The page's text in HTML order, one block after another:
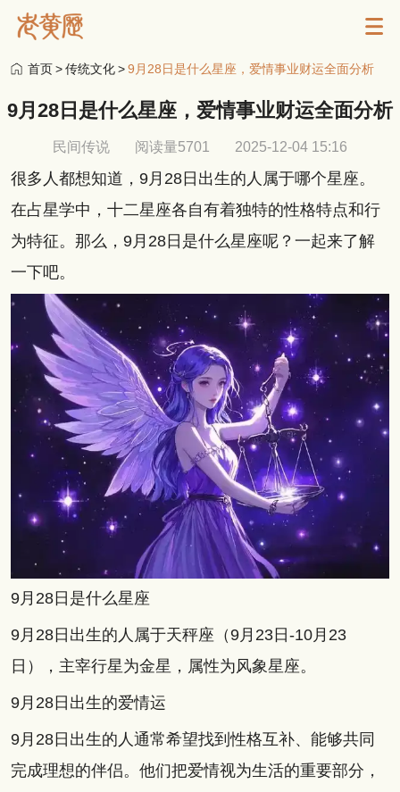
首页>传统文化>9月28日是什么星座，爱情事业财运全面分析
9月28日是什么星座，爱情事业财运全面分析
民间传说 阅读量5701 2025-12-04 15:16
很多人都想知道，9月28日出生的人属于哪个星座。
在占星学中，十二星座各自有着独特的性格特点和行
为特征。那么，9月28日是什么星座呢？一起来了解
一下吧。
9月28日是什么星座
9月28日出生的人属于天秤座（9月23日-10月23
日），主宰行星为金星，属性为风象星座。
9月28日出生的爱情运
9月28日出生的人通常希望找到性格互补、能够共同
完成理想的伴侣。他们把爱情视为生活的重要部分，